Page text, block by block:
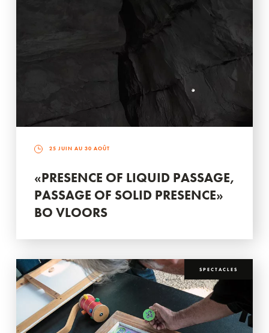
25 JUIN AU 30 AOÛT
«PRESENCE OF LIQUID PASSAGE,
PASSAGE OF SOLID PRESENCE»
BO VLOORS
SPECTACLES